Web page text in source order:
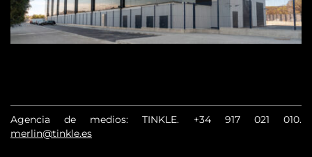
Agencia de medios: TINKLE. +34 917 021 010.
merlin@tinkle.es